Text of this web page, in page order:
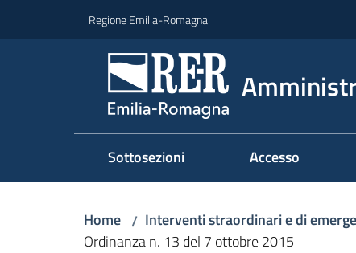
Regione Emilia-Romagna
Sottosezioni Accesso
Home / Interventi straordinari e di
Ordinanza n. 13 del 7 ottobre 2015